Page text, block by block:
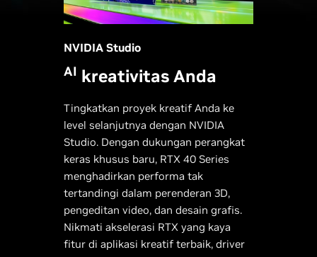
NVIDIA Studio
AI kreativitas Anda
Tingkatkan proyek kreatif Anda ke
level selanjutnya dengan NVIDIA
Studio. Dengan dukungan perangkat
keras khusus baru, RTX 40 Series
menghadirkan performa tak
tertandingi dalam perenderan 3D,
pengeditan video, dan desain grafis.
Nikmati akselerasi RTX yang kaya
fitur di aplikasi kreatif terbaik, driver